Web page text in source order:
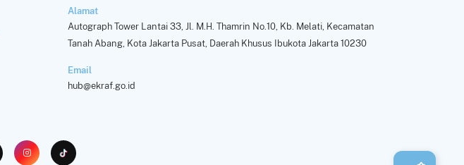
Alamat
Autograph Tower Lantai 33, Jl. M.H. Thamrin No.10, Kb. Melati, Kecamatan
Tanah Abang, Kota Jakarta Pusat, Daerah Khusus Ibukota Jakarta 10230
Email
hub@ekraf.go.id